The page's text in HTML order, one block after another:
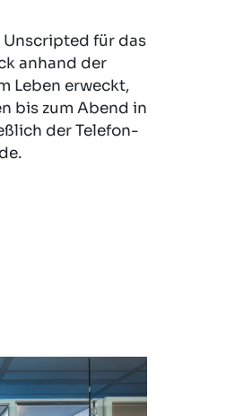
Unscripted für das
anhand der
Leben erweckt,
bis zum Abend in
der Telefon-